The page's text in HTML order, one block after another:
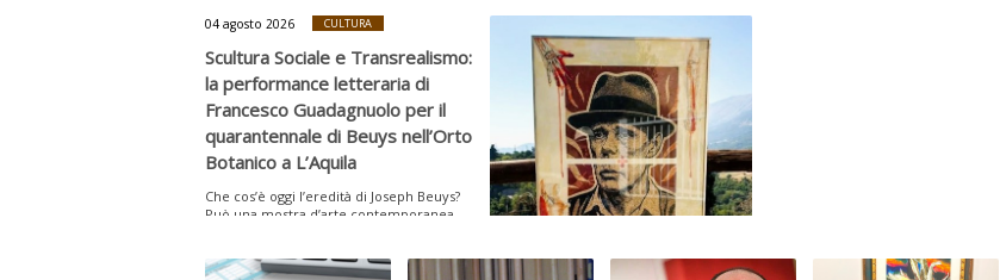
04 agosto 2026 CULTURA
Scultura Sociale e Transrealismo:
la performance letteraria di
Francesco Guadagnuolo per il
quarantennale di Beuys nell’Orto
Botanico a L’Aquila
Che cos’è oggi l’eredità di Joseph Beuys?
Può una mostra d’arte contemporanea